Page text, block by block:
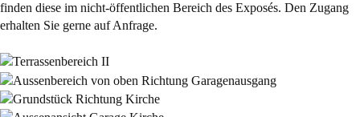
finden diese im nicht-öffentlichen Bereich des Exposés. Den Zugang
erhalten Sie gerne auf Anfrage.